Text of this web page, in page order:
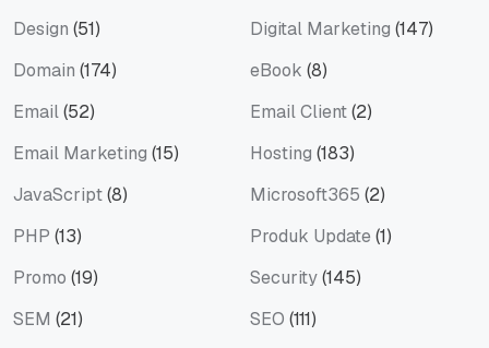
Design (51) Digital Marketing (147)
Domain (174) eBook (8)
Email(52) Email Client(2)
Email Marketing (15) Hosting (183)
JavaScript(8) Microsoft365 (2)
PHP (13) Produk Update (1)
Promo (19) Security(145)
SEM (21) SEO (111)